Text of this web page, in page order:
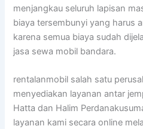
menjangkau seluruh lapisan
biaya tersembunyi yang harus
karena semua biaya sudah
jasa sewa mobil bandara.
rentalanmobil salah satu
menyediakan layanan antar
Hatta dan Halim
layanan kami secara online